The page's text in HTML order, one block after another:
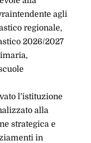
agli
regionale,
2026/2027
l’istituzione
alla
strategica e
in